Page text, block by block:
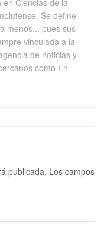
Se define
menos... pues sus
vinculada a la
de noticias y
como En
publicada. Los campos